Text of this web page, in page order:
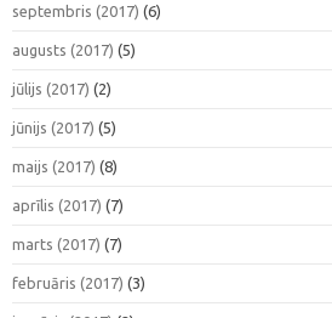
septembris (2017) (6)
augusts (2017) (5)
jūlijs (2017) (2)
jūnijs (2017) (5)
maijs (2017) (8)
aprīlis (2017) (7)
marts (2017) (7)
februāris (2017) (3)